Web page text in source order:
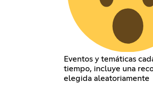
Eventos y temáticas
tiempo, incluye una
elegida aleatoriamente